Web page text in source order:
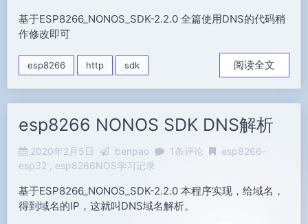
基于ESP8266_NONOS_SDK-2.2.0 全篇使用DNS的代码稍
作修改即可
esp8266 http sdk 阅读全文
esp8266 NONOS SDK DNS解析
2020年2月5日 benpao 1条评论
esp8266-
esp32
esp8266NOS学习记录
基于ESP8266_NONOS_SDK-2.2.0 本程序实现，给域名，
得到域名的IP，这就叫DNS域名解析。